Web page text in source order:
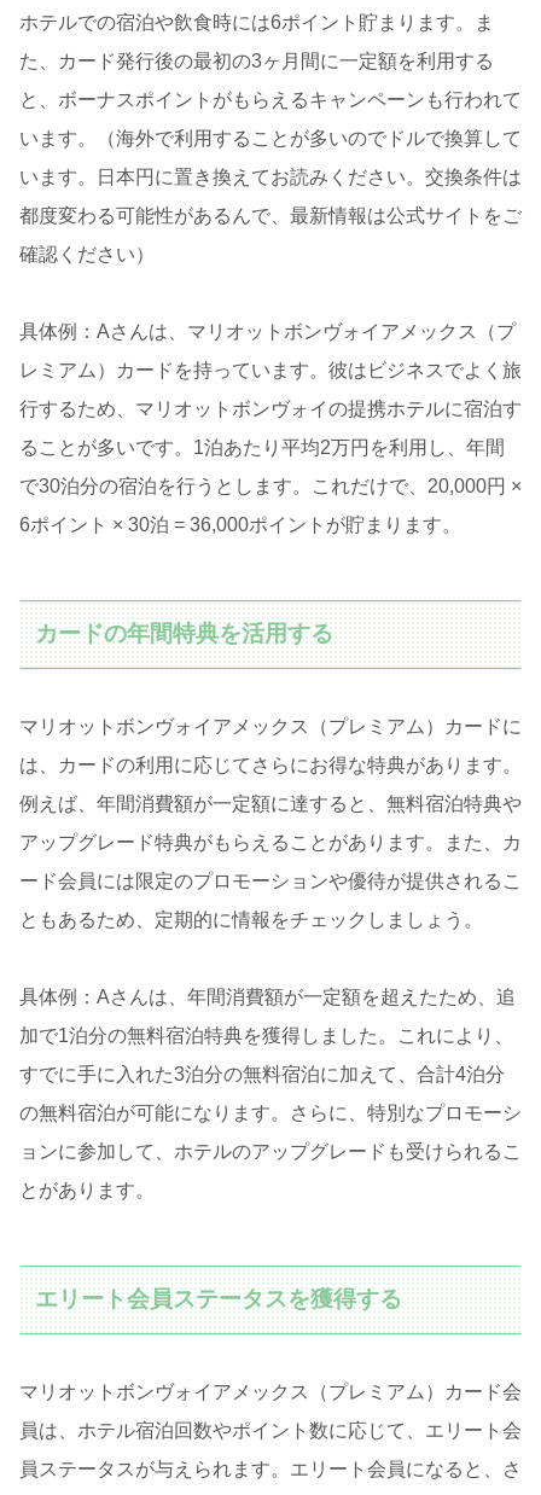
ホテルでの宿泊や飲食時には6ポイント貯まります。ま
た、カード発行後の最初の3ヶ月間に一定額を利用する
と、ボーナスポイントがもらえるキャンペーンも行われて
います。（海外で利用することが多いのでドルで換算して
います。日本円に置き換えてお読みください。交換条件は
都度変わる可能性があるんで、最新情報は公式サイトをご
確認ください）
具体例：Aさんは、マリオットボンヴォイアメックス（プ
レミアム）カードを持っています。彼はビジネスでよく旅
行するため、マリオットボンヴォイの提携ホテルに宿泊す
ることが多いです。1泊あたり平均2万円を利用し、年間
で30泊分の宿泊を行うとします。これだけで、20,000円 ×
6ポイント × 30泊 = 36,000ポイントが貯まります。
カードの年間特典を活用する
マリオットボンヴォイアメックス（プレミアム）カードに
は、カードの利用に応じてさらにお得な特典があります。
例えば、年間消費額が一定額に達すると、無料宿泊特典や
アップグレード特典がもらえることがあります。また、カ
ード会員には限定のプロモーションや優待が提供されるこ
ともあるため、定期的に情報をチェックしましょう。
具体例：Aさんは、年間消費額が一定額を超えたため、追
加で1泊分の無料宿泊特典を獲得しました。これにより、
すでに手に入れた3泊分の無料宿泊に加えて、合計4泊分
の無料宿泊が可能になります。さらに、特別なプロモーシ
ョンに参加して、ホテルのアップグレードも受けられるこ
とがあります。
エリート会員ステータスを獲得する
マリオットボンヴォイアメックス（プレミアム）カード会
員は、ホテル宿泊回数やポイント数に応じて、エリート会
員ステータスが与えられます。エリート会員になると、さ